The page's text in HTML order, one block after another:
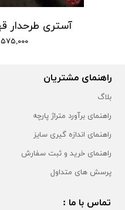
۵۷۵,۰۰۰ تومان
راهنمای مشتریان
بلاگ
راهنمای برآورد متراژ پارچه
راهنمای اندازه گیری سایز
راهنمای خرید و ثبت سفارش
پرسش های متداول
تماس با ما :